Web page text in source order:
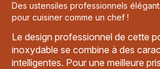
Des ustensiles professionnels
pour cuisiner comme un chef !
Le design professionnel de cette
inoxydable se combine à des
intelligentes. Pour une meilleure